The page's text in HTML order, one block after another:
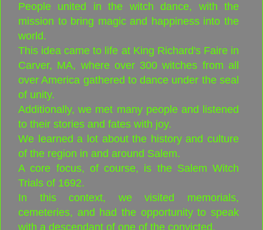
People united in the witch dance, with the
mission to bring magic and happiness into the
world.
This idea came to life at King Richard's Faire in
Carver, MA, where over 300 witches from all
over America gathered to dance under the seal
of unity.
Additionally, we met many people and listened
to their stories and fates with joy.
We learned a lot about the history and culture
of the region in and around Salem.
A core focus, of course, is the Salem Witch
Trials of 1692.
In this context, we visited memorials,
cemeteries, and had the opportunity to speak
with a descendant of one of the convicted.